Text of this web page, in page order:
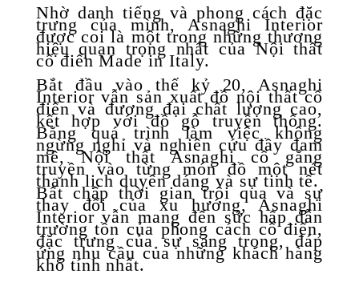
Nhờ danh tiếng và phong cách đặc
trưng của mình, Asnaghi Interior
được coi là một trong những thương
hiệu quan trọng nhất của Nội thất
cổ điển Made in Italy.
Bắt đầu vào thế kỷ 20, Asnaghi
Interior vẫn sản xuất đồ nội thất cổ
điển và đương đại chất lượng cao,
kết hợp với đồ gỗ truyền thống.
Bằng quá trình làm việc không
ngừng nghỉ và nghiên cứu đầy đam
mê, Nội thất Asnaghi cố gắng
truyền vào từng món đồ một nét
thanh lịch duyên dáng và sự tinh tế.
Bất chấp thời gian trôi qua và sự
thay đổi của xu hướng, Asnaghi
Interior vẫn mang đến sức hấp dẫn
trường tồn của phong cách cổ điển,
đặc trưng của sự sang trọng, đáp
ứng nhu cầu của những khách hàng
khó tính nhất.